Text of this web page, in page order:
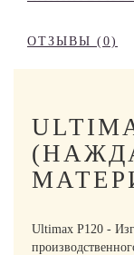
ОТЗЫВЫ (0)
Ultimax P120 -